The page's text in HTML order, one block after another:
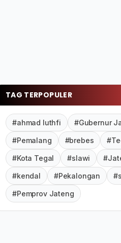
TAG TERPOPULER
#ahmad luthfi #Gubernur
#Pemalang #brebes
#Kota Tegal #slawi
#kendal #Pekalongan
#Pemprov Jateng